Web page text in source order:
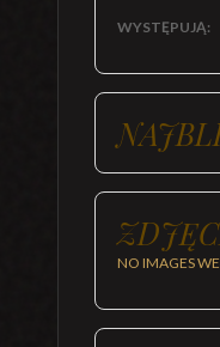
WYSTĘPUJĄ:
NO IMAGES